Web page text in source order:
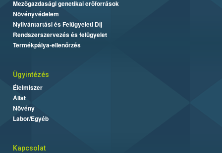
Mezőgazdasági genetikai erőforrások
Növényvédelem
Nyilvántartási és Felügyeleti Díj
Rendszerszervezés és felügyelet
Termékpálya-ellenőrzés
Ügyintézés
Élelmiszer
Állat
Növény
Labor/Egyéb
Kapcsolat